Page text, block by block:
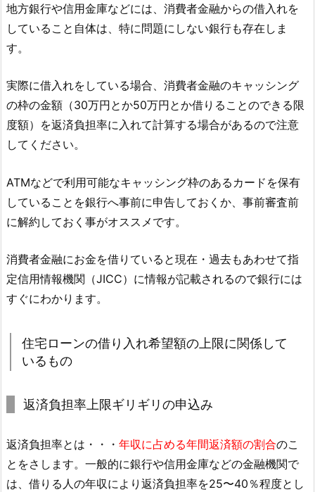
地方銀行や信用金庫などには、消費者金融からの借入れを
していること自体は、特に問題にしない銀行も存在しま
す。
実際に借入れをしている場合、消費者金融のキャッシング
の枠の金額（30万円とか50万円とか借りることのできる限
度額）を返済負担率に入れて計算する場合があるので注意
してください。
ATMなどで利用可能なキャッシング枠のあるカードを保有
していることを銀行へ事前に申告しておくか、事前審査前
に解約しておく事がオススメです。
消費者金融にお金を借りていると現在・過去もあわせて指
定信用情報機関（JICC）に情報が記載されるので銀行には
すぐにわかります。
住宅ローンの借り入れ希望額の上限に関係して
いるもの
返済負担率上限ギリギリの申込み
返済負担率とは・・・ 年収に占める年間返済額の割合のこ
とをさします。一般的に銀行や信用金庫などの金融機関で
は、借りる人の年収により返済負担率を25〜40％程度とし